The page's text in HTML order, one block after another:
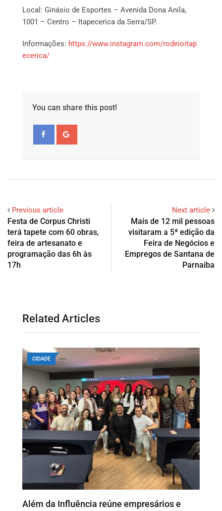
Local: Ginásio de Esportes – Avenida Dona Anila,
1001 – Centro – Itapecerica da Serra/SP.
Informações: https://www.instagram.com/rodeioitap
ecerica/
You can share this post!
Previous article
Festa de Corpus Christi
terá tapete com 60 obras,
feira de artesanato e
programação das 6h às
17h
Next article
Mais de 12 mil pessoas
visitaram a 5ª edição da
Feira de Negócios e
Empregos de Santana de
Parnaíba
Related Articles
CIDADE
Além da Influência reúne empresários e